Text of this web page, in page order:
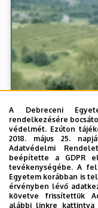
A Debreceni
rendelkezésére
védelmét. Ezúton
2018. május 25.
Adatvédelmi
beépítette a GDPR
tevékenységébe. A
Egyetem korábban is
érvényben lévő
követve frissítettük
alábbi linkre